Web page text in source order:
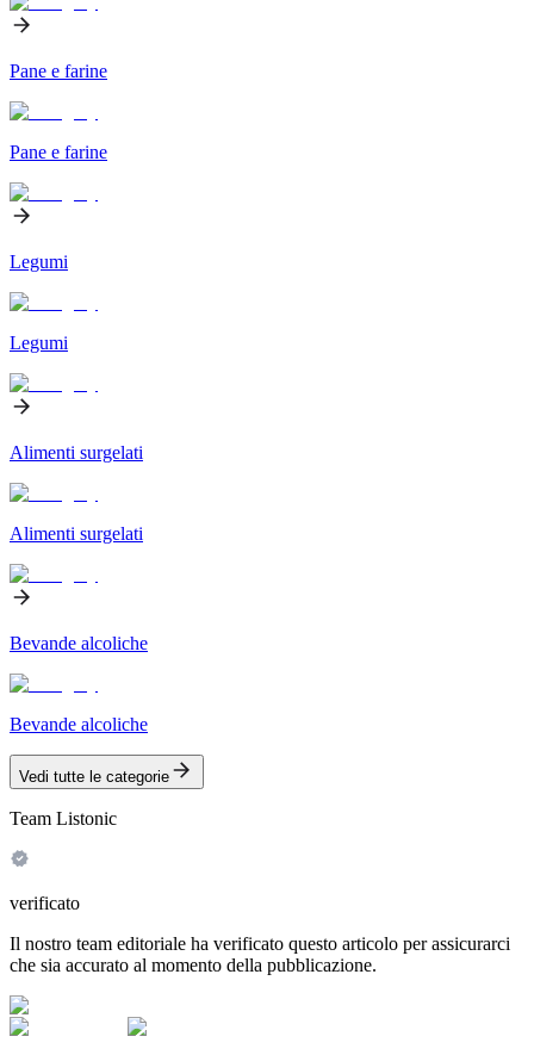
Pane e farine
Pane e farine
Legumi
Legumi
Alimenti surgelati
Alimenti surgelati
Bevande alcoliche
Bevande alcoliche
Vedi tutte le categorie
Team Listonic
verificato
Il nostro team editoriale ha verificato questo articolo per assicurarci
che sia accurato al momento della pubblicazione.